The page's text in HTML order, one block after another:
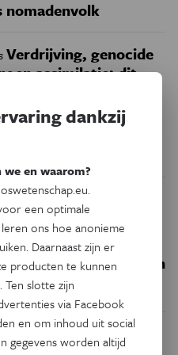
nomadenvolk
Verdrijving, genocide
assimilatie: dit
voor de
bakkerij op 400 miljoen
de aarde
Natuur & Milieu
Waar zijn
dankzij
en waarom?
een optimale
ons hoe anonieme
Daarnaast zijn er
producten te kunnen
slotte zijn
via Facebook
en om inhoud uit social
gegevens worden altijd